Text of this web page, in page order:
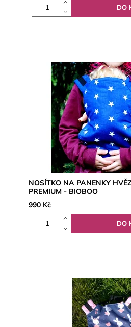
NOSÍTKO NA PANENKY
PREMIUM - BIOBOO
990 Kč